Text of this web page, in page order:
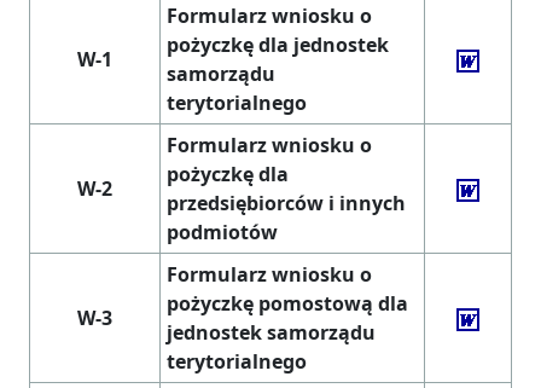
W-1
Formularz wniosku o
pożyczkę dla jednostek
samorządu
terytorialnego
W-2
Formularz wniosku o
pożyczkę dla
przedsiębiorców i innych
podmiotów
W-3
Formularz wniosku o
pożyczkę pomostową dla
jednostek samorządu
terytorialnego